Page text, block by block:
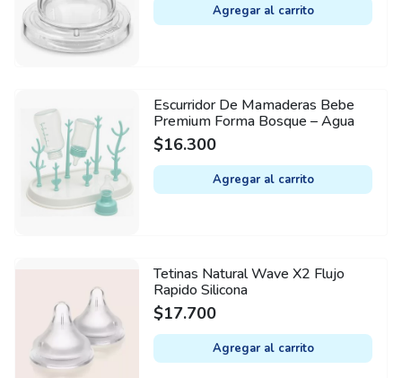
Agregar al carrito
Escurridor De Mamaderas Bebe
Premium Forma Bosque – Agua
$16.300
Agregar al carrito
Tetinas Natural Wave X2 Flujo
Rapido Silicona
$17.700
Agregar al carrito